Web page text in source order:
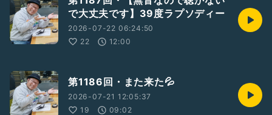
で大丈夫です】39度ラプソディー
2026-07-22 06:24:50
22
12:00
第1186回・また来た💦
2026-07-21 12:05:37
19
09:02